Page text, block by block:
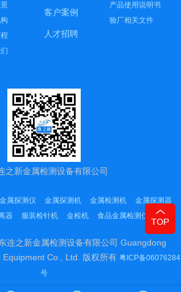
客户案例
人才招聘
产品使用说明书
验厂相关文件
之新金属检测设备有限公司
金属探测仪 金属探测机 金属检测机
金属探测器
器 服装检针机 金检机 食品金属检测仪
连之新金属检测设备有限公司 Guangdong
Equipment Co., Ltd. 版权所有 粤ICP备06076284
号